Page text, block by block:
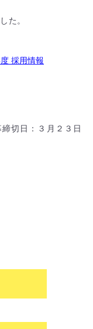
開しました。
採用情報
切日：３月２３日